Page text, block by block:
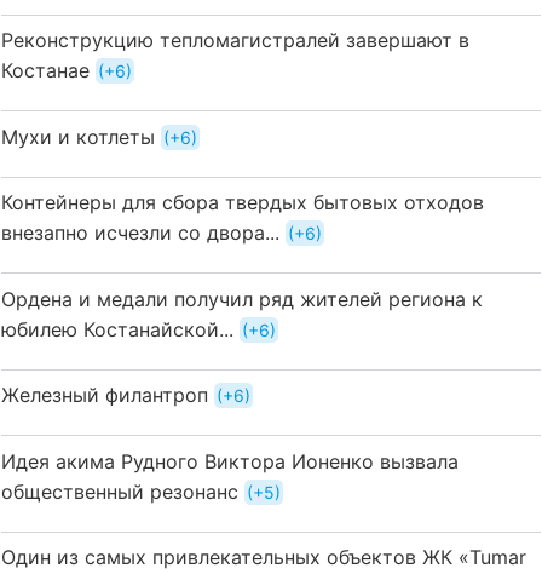
Реконструкцию тепломагистралей завершают в
Костанае
+6
Мухи и котлеты +6
Контейнеры для сбора твердых бытовых отходов
внезапно исчезли со двора...
+6
Ордена и медали получил ряд жителей региона к
юбилею Костанайской...
+6
Железный филантроп +6
Идея акима Рудного Виктора Ионенко вызвала
общественный резонанс
+5
Один из самых привлекательных объектов ЖК «Tumar